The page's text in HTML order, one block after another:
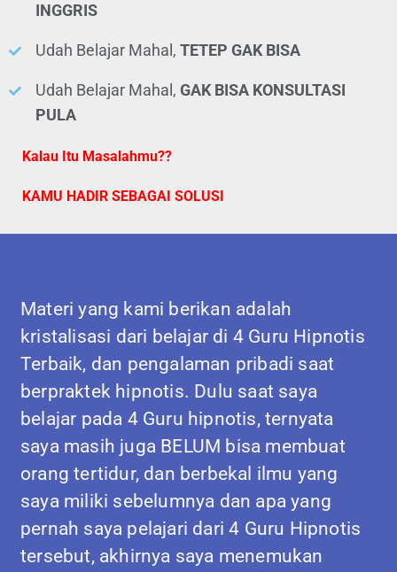
INGGRIS
Udah Belajar Mahal, TETEP GAK BISA
Udah Belajar Mahal, GAK BISA KONSULTASI
PULA
Kalau Itu Masalahmu??
KAMU HADIR SEBAGAI SOLUSI
Materi yang kami berikan adalah
kristalisasi dari belajar di 4 Guru Hipnotis
Terbaik, dan pengalaman pribadi saat
berpraktek hipnotis. Dulu saat saya
belajar pada 4 Guru hipnotis, ternyata
saya masih juga BELUM bisa membuat
orang tertidur, dan berbekal ilmu yang
saya miliki sebelumnya dan apa yang
pernah saya pelajari dari 4 Guru Hipnotis
tersebut, akhirnya saya menemukan